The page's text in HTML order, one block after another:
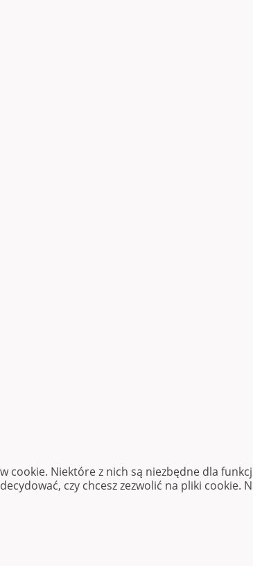
cookie. Niektóre z nich są niezbędne dla
czy chcesz zezwolić na pliki